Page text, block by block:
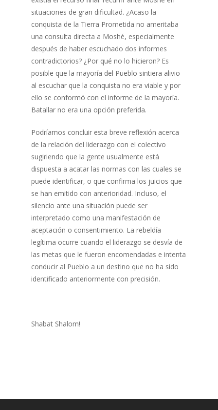
situaciones de gran dificultad. ¿Acaso la
conquista de la Tierra Prometida no ameritaba
una consulta directa a Moshé, especialmente
después de haber escuchado dos informes
contradictorios? ¿Por qué no lo hicieron? Es
posible que la mayoría del Pueblo sintiera alivio
al escuchar que la conquista no era viable y por
ello se conformó con el informe de la mayoría.
Batallar no era una opción preferida.
Podríamos concluir esta breve reflexión acerca
de la relación del liderazgo con el colectivo
sugiriendo que la gente usualmente está
dispuesta a acatar las normas con las cuales se
puede identificar, o que confirma los juicios que
se han emitido con anterioridad. Incluso, el
silencio ante una situación puede ser
interpretado como una manifestación de
aceptación o consentimiento. La rebeldía
legítima ocurre cuando el liderazgo se desvía de
las metas que le fueron encomendadas e intenta
conducir al Pueblo a un destino que no ha sido
identificado anteriormente con precisión.
Shabat Shalom!